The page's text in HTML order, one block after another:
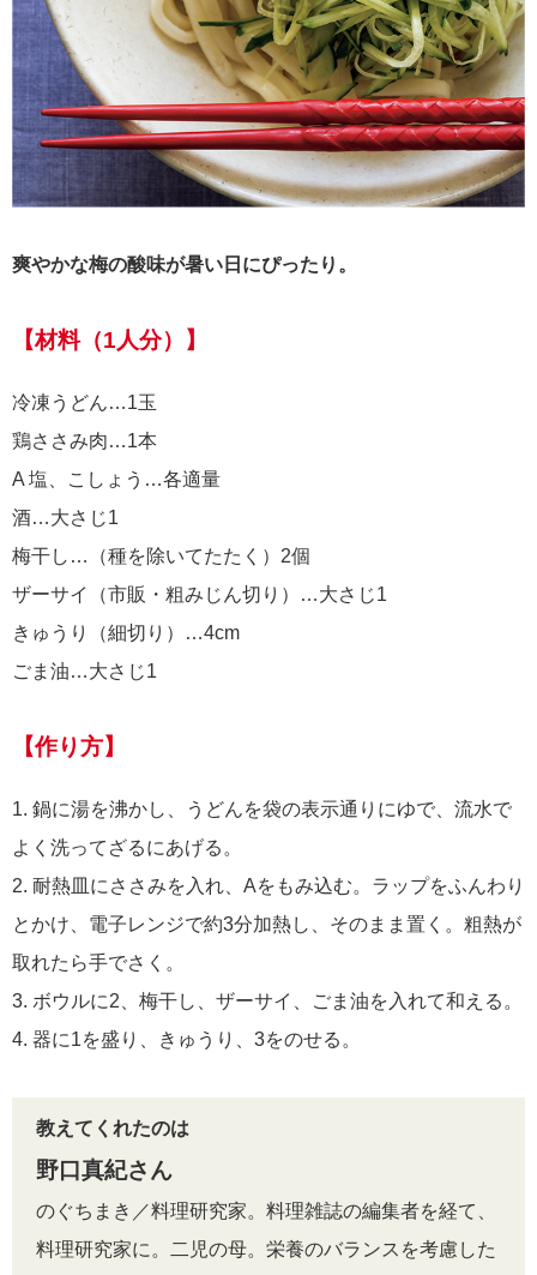
爽やかな梅の酸味が暑い日にぴったり。
【材料（1人分）】
冷凍うどん…1玉
鶏ささみ肉…1本
A 塩、こしょう…各適量
酒…大さじ1
梅干し…（種を除いてたたく）2個
ザーサイ（市販・粗みじん切り）…大さじ1
きゅうり（細切り）…4cm
ごま油…大さじ1
【作り方】
1. 鍋に湯を沸かし、うどんを袋の表示通りにゆで、流水で
よく洗ってざるにあげる。
2. 耐熱皿にささみを入れ、Aをもみ込む。ラップをふんわり
とかけ、電子レンジで約3分加熱し、そのまま置く。粗熱が
取れたら手でさく。
3. ボウルに2、梅干し、ザーサイ、ごま油を入れて和える。
4. 器に1を盛り、きゅうり、3をのせる。
教えてくれたのは
野口真紀さん
のぐちまき／料理研究家。料理雑誌の編集者を経て、
料理研究家に。二児の母。栄養のバランスを考慮した